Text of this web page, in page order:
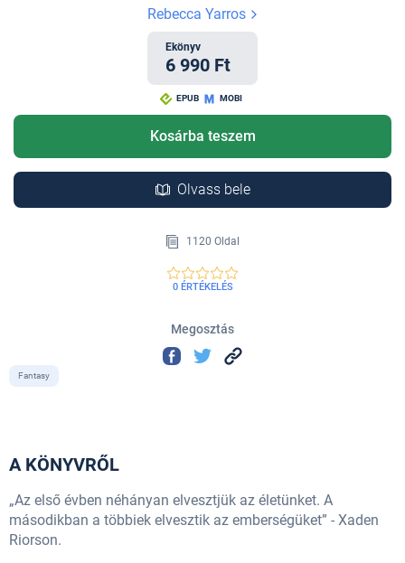
Rebecca Yarros
Ekönyv
6 990 Ft
EPUB MOBI
Kosárba teszem
Olvass bele
1120 Oldal
0 ÉRTÉKELÉS
Megosztás
Fantasy
A KÖNYVRŐL
„Az első évben néhányan elvesztjük az életünket. A
másodikban a többiek elvesztik az emberségüket” - Xaden
Riorson.